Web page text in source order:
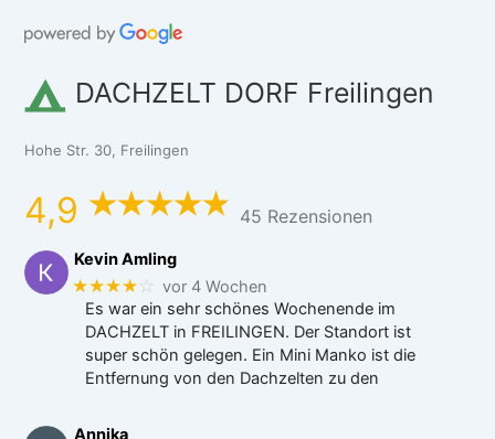
DACHZELT DORF Freilingen
Hohe Str. 30, Freilingen
4,9 45 Rezensionen
Kevin Amling
★★★★☆ vor 4 Wochen
Es war ein sehr schönes Wochenende im
DACHZELT in FREILINGEN. Der Standort ist
super schön gelegen. Ein Mini Manko ist die
Entfernung von den Dachzelten zu den
Annika